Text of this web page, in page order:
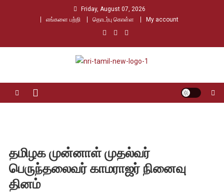
Friday, August 07, 2026
எங்களை பற்றி
தொடர்பு கொள்ள My account
Nri Tamil
தமிழக முன்னாள் முதல்வர்
பெருந்தலைவர் காமராஜர் நினைவு
தினம்